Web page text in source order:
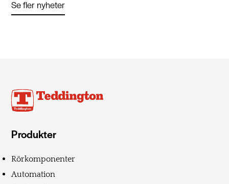
Se fler nyheter
Produkter
Rörkomponenter
Automation